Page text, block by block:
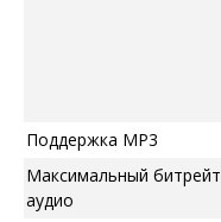
Поддержка MP3
Максимальный битрейт
аудио